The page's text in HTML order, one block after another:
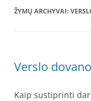
ŽYMŲ ARCHYVAI:
Verslo
Kaip sustiprinti